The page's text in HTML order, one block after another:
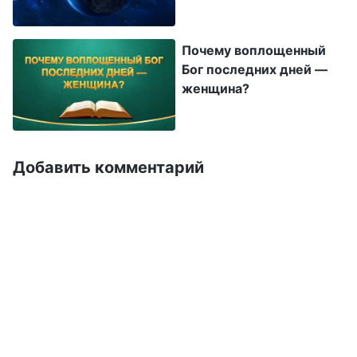
лишь завершил искупление всего
человечества и стал искупительной
жертвой за грехи человека; Он не избавил
человека полностью от его развращенного
характера. Полное спасение человека от
Иисуса стать искупительной жертвой за
Почему воплощенный
Бог последних дней —
женщина?
Добавить комментарий